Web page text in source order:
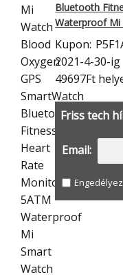
Bluetooth
Waterproof Mi
Kupon:
2021-4-30-ig
49697Ft
Friss tech
Email: